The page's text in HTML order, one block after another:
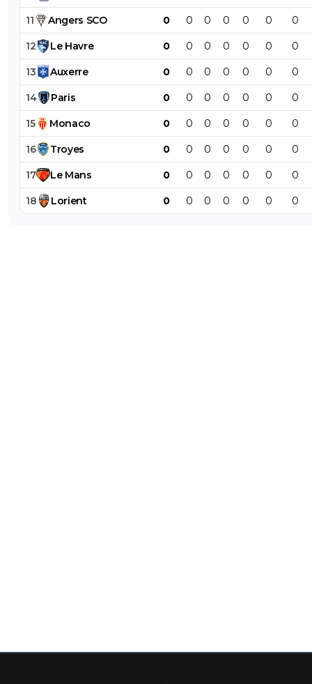
11 Angers SCO 0 0 0 0 0 0 0
12 Le Havre 0 0 0 0 0 0 0
13 Auxerre 0 0 0 0 0 0 0
14 Paris 0 0 0 0 0 0 0
15 Monaco 0 0 0 0 0 0 0
16 Troyes 0 0 0 0 0 0 0
17 Le Mans 0 0 0 0 0 0 0
18 Lorient 0 0 0 0 0 0 0